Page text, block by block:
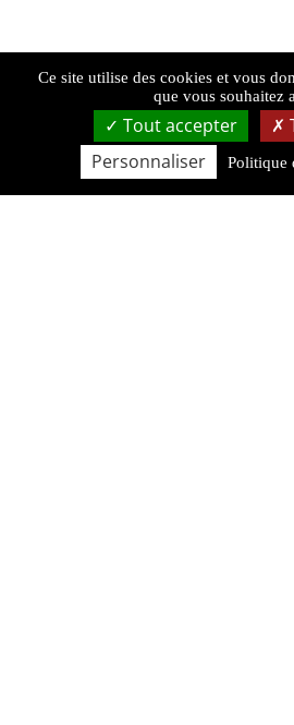
Ce site utilise des cookies et vous
que vous souhaitez
Tout accepter
Personnaliser
Politique